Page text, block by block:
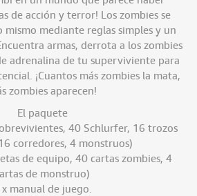
de acción y terror! Los zombies se
mediante reglas simples y un
armas, derrota a los zombies
adrenalina de tu superviviente para
¡Cuantos más zombies la mata,
zombies aparecen!
El paquete
40 Schlurfer, 16 trozos
corredores, 4 monstruos)
de equipo, 40 cartas zombies, 4
de monstruo)
x manual de juego.